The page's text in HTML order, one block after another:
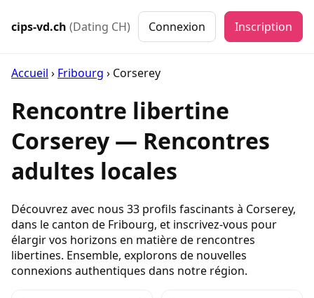
cips-vd.ch (Dating CH) Connexion Inscription
Accueil › Fribourg › Corserey
Rencontre libertine
Corserey — Rencontres
adultes locales
Découvrez avec nous 33 profils fascinants à Corserey,
dans le canton de Fribourg, et inscrivez-vous pour
élargir vos horizons en matière de rencontres
libertines. Ensemble, explorons de nouvelles
connexions authentiques dans notre région.